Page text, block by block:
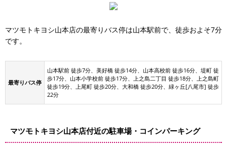
マツモトキヨシ山本店の最寄りバス停は山本駅前で、徒歩およそ7分
です。
最寄りバス停
山本駅前 徒歩7分、美好橋 徒歩14分、山本高校前 徒歩16分、堤町 徒
歩17分、山本小学校前 徒歩17分、上之島二丁目 徒歩18分、上之島町
徒歩19分、上尾町 徒歩20分、大和橋 徒歩20分、緑ヶ丘[八尾市] 徒歩
22分
マツモトキヨシ山本店付近の駐車場・コインパーキング
駐車場
スペース八尾山本第1駐車場